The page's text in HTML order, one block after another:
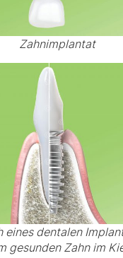
Zahnimplantat
eines dentalen
gesunden Zahn im